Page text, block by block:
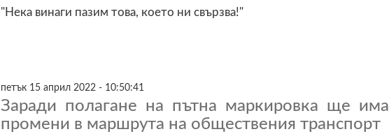
"Нека винаги пазим това, което ни свързва!"
петък 15 април 2022 - 10:50:41
Заради полагане на пътна маркировка ще има
промени в маршрута на обществения транспорт